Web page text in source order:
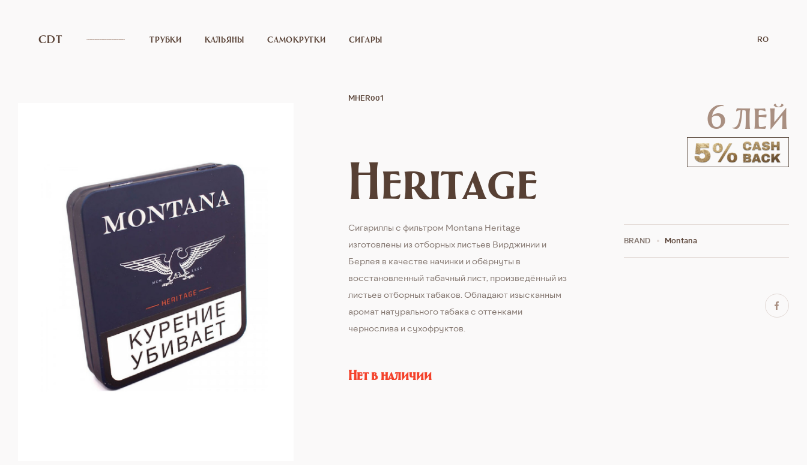
CDT ТРУБКИ КАЛЬЯНЫ САМОКРУТКИ СИГАРЫ RO
MHER001
Heritage
6 лей
Сигариллы c фильтром Montana Heritage
изготовлены из отборных листьев Вирджинии и
Берлея в качестве начинки и обёрнуты в
восстановленный табачный лист, произведённый из
листьев отборных табаков. Обладают изысканным
аромат натурального табака с оттенками
чернослива и сухофруктов.
Нет в наличии
BRAND Montana